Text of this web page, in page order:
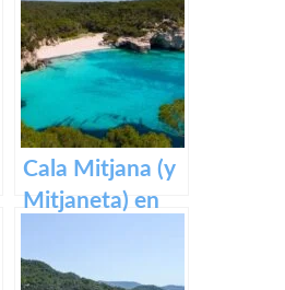
Cala Mitjana (y
Mitjaneta) en